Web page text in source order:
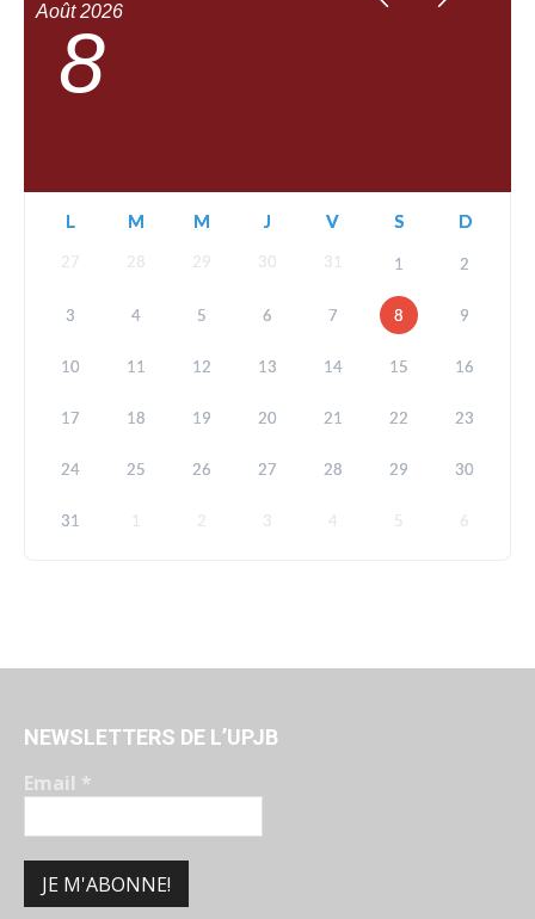
Août 2026
8
L M M J V S D
27 28 29 30 31 1 2
3 4 5 6 7 8 9
10 11 12 13 14 15 16
17 18 19 20 21 22 23
24 25 26 27 28 29 30
31 1 2 3 4 5 6
NEWSLETTERS DE L’UPJB
Email *